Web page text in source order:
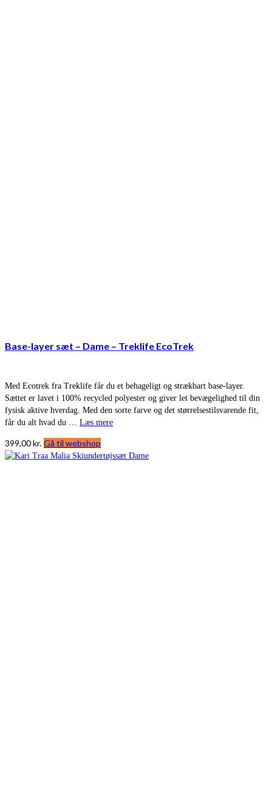
Base-layer sæt – Dame – Treklife EcoTrek
Med Ecotrek fra Treklife får du et behageligt og strækbart base-layer.
Sættet er lavet i 100% recycled polyester og giver let bevægelighed til din
fysisk aktive hverdag. Med den sorte farve og det størrelsestilsvarende fit,
får du alt hvad du … Læs mere
399,00kr. Gå til webshop